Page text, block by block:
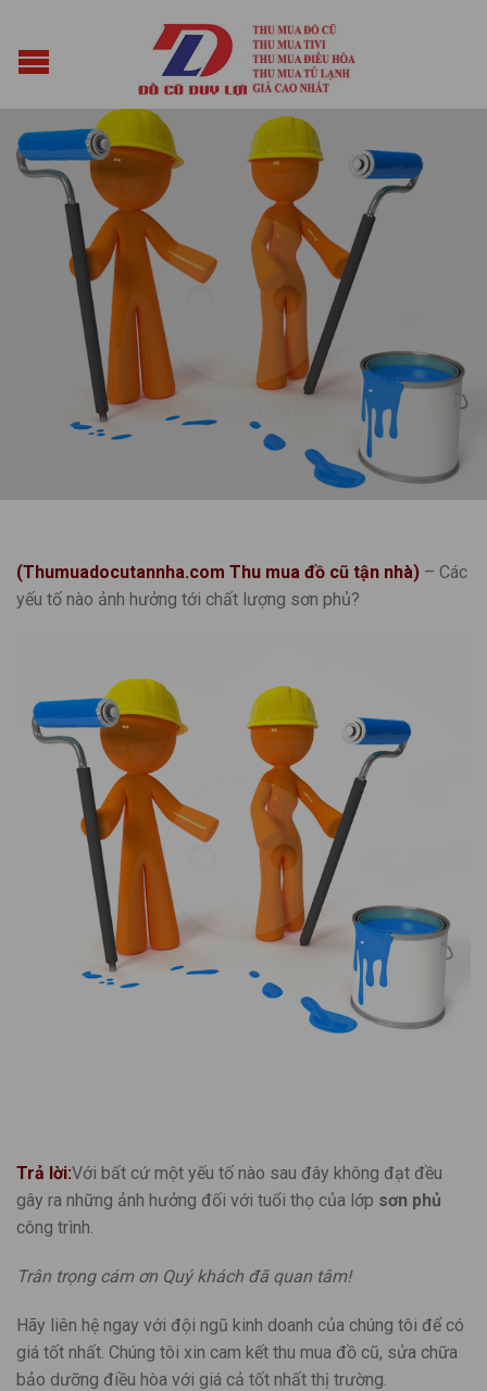
Posted on Tháng Tám 11, 2014by vuacun
(Thumuadocutannha.com Thu mua đồ cũ tận nhà) – Các
yếu tố nào ảnh hưởng tới chất lượng sơn phủ?
Trả lời:Với bất cứ một yếu tố nào sau đây không đạt đều
gây ra những ảnh hưởng đối với tuổi thọ của lớp sơn phủ
công trình.
Trân trọng cám ơn Quý khách đã quan tâm!
Hãy liên hệ ngay với đội ngũ kinh doanh của chúng tôi để có
giá tốt nhất. Chúng tôi xin cam kết thu mua đồ cũ, sửa chữa
bảo dưỡng điều hòa với giá cả tốt nhất thị trường.